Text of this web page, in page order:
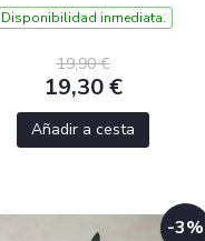
Disponibilidad inmediata.
19,90 €
19,30 €
Añadir a cesta
-3%